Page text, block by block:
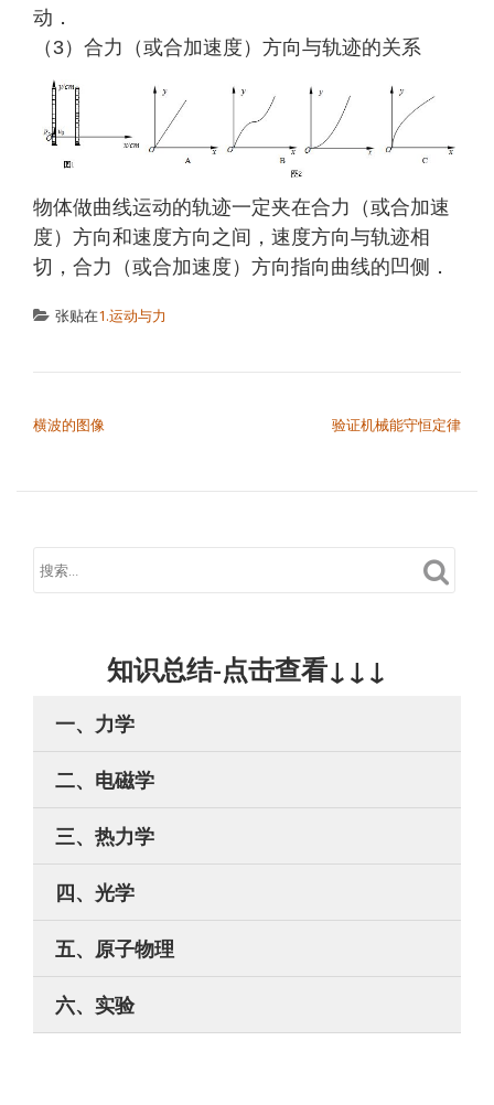
动．
（3）合力（或合加速度）方向与轨迹的关系
物体做曲线运动的轨迹一定夹在合力（或合加速
度）方向和速度方向之间，速度方向与轨迹相
切，合力（或合加速度）方向指向曲线的凹侧．
张贴在1.运动与力
横波的图像 验证机械能守恒定律
知识总结-点击查看↓↓↓
一、力学
二、电磁学
三、热力学
四、光学
五、原子物理
六、实验